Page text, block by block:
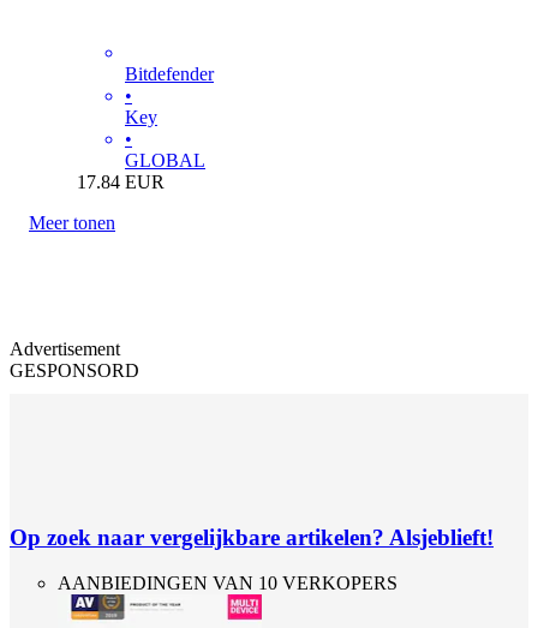
Bitdefender
•
Key
•
GLOBAL
17.84 EUR
Meer tonen
Advertisement
GESPONSORD
Op zoek naar vergelijkbare artikelen? Alsjeblieft!
AANBIEDINGEN VAN 10 VERKOPERS